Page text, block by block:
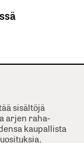
sisältöjä
arjen raha-
kaupallista